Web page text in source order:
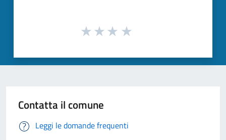
Contatta il comune
Leggi le domande frequenti